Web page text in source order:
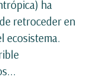
ha
retroceder en
ecosistema.